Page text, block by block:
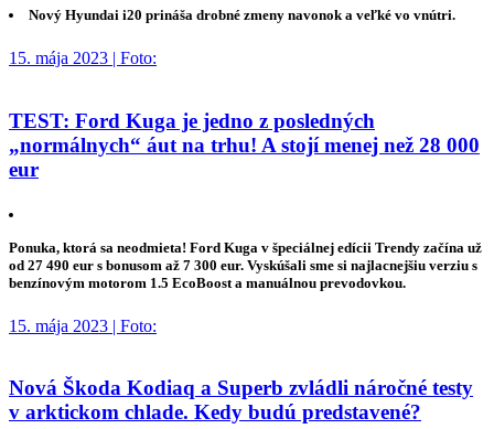
Nový Hyundai i20 prináša drobné zmeny navonok a veľké vo vnútri.
15. mája 2023 | Foto:
TEST: Ford Kuga je jedno z posledných
„normálnych“ áut na trhu! A stojí menej než 28 000
eur
Ponuka, ktorá sa neodmieta! Ford Kuga v špeciálnej edícii Trendy začína už
od 27 490 eur s bonusom až 7 300 eur. Vyskúšali sme si najlacnejšiu verziu s
benzínovým motorom 1.5 EcoBoost a manuálnou prevodovkou.
15. mája 2023 | Foto:
Nová Škoda Kodiaq a Superb zvládli náročné testy
v arktickom chlade. Kedy budú predstavené?